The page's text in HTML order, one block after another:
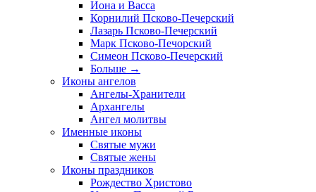
Иона и Васса
Корнилий Псково-Печерский
Лазарь Псково-Печерский
Марк Псково-Печорский
Симеон Псково-Печерский
Больше →
Иконы ангелов
Ангелы-Хранители
Архангелы
Ангел молитвы
Именные иконы
Святые мужи
Святые жены
Иконы праздников
Рождество Христово